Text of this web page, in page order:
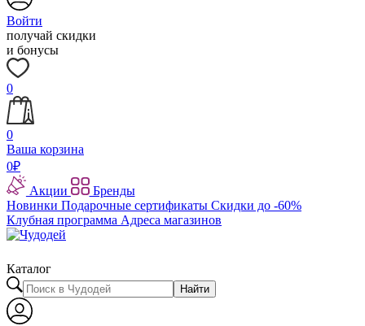
Войти
получай скидки
и бонусы
0
0
Ваша корзина
0₽
Акции
Бренды
Новинки Подарочные сертификаты Скидки до -60%
Клубная программа Адреса магазинов
Каталог
Найти